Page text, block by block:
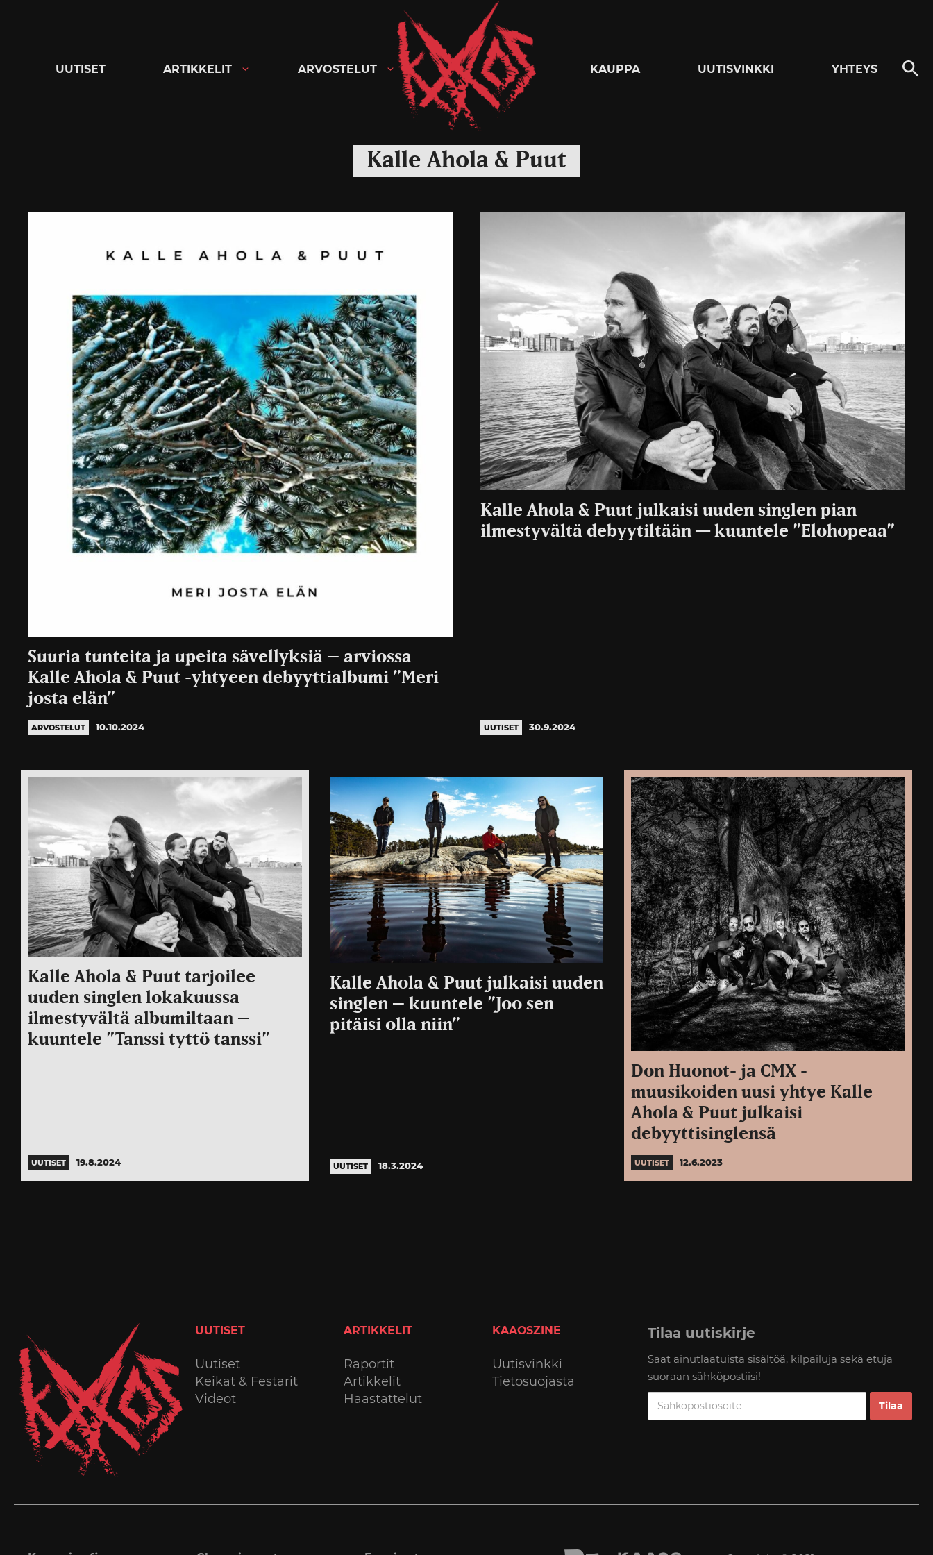
Kaaoszine
UUTISET ARTIKKELIT ARVOSTELUT KAUPPA UUTISVINKKI YHTEYS
Kalle Ahola & Puut
Suuria tunteita ja upeita sävellyksiä – arviossa
Kalle Ahola & Puut -yhtyeen debyyttialbumi ”Meri
josta elän”
ARVOSTELUT 10.10.2024
Kalle Ahola & Puut julkaisi uuden singlen pian
ilmestyvältä debyytiltään — kuuntele ”Elohopeaa”
UUTISET 30.9.2024
Kalle Ahola & Puut tarjoilee
uuden singlen lokakuussa
ilmestyvältä albumiltaan –
kuuntele ”Tanssi tyttö tanssi”
UUTISET 19.8.2024
Kalle Ahola & Puut julkaisi uuden
singlen – kuuntele ”Joo sen
pitäisi olla niin”
UUTISET 18.3.2024
Don Huonot- ja CMX -
muusikoiden uusi yhtye Kalle
Ahola & Puut julkaisi
debyyttisinglensä
UUTISET 12.6.2023
UUTISET
Uutiset
Keikat & Festarit
Videot
ARTIKKELIT
Raportit
Artikkelit
Haastattelut
KAAOSZINE
Uutisvinkki
Tietosuojasta
Tilaa uutiskirje
Saat ainutlaatuista sisältöä, kilpailuja sekä etuja
suoraan sähköpostiisi!